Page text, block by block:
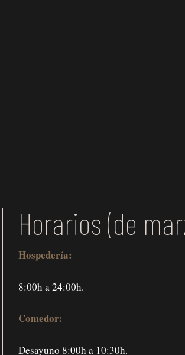
Horarios (de
Hospedería:
8:00h a 24:00h.
Comedor:
Desayuno 8:00h a 10:30h.